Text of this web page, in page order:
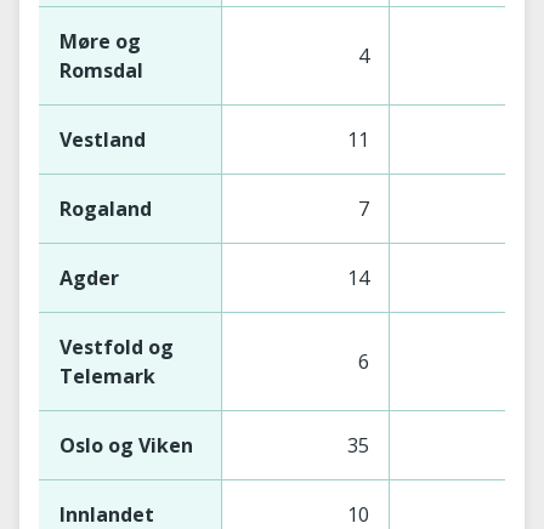
Møre og
Romsdal
4
Vestland 11
Rogaland 7
Agder 14
Vestfold og
Telemark
6
Oslo og Viken 35
Innlandet 10